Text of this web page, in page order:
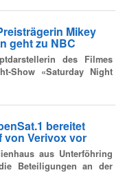
Mikey
geht zu NBC
des Filmes
Show «Saturday Night
bereitet
von Verivox vor
aus Unterföhring
Beteiligungen an der